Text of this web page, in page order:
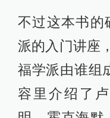
不过这本书的
派的入门讲座
福学派由谁组
容里介绍了